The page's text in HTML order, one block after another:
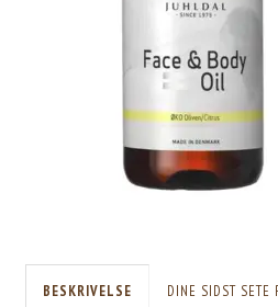
BESKRIVELSE DINE SIDST SETE